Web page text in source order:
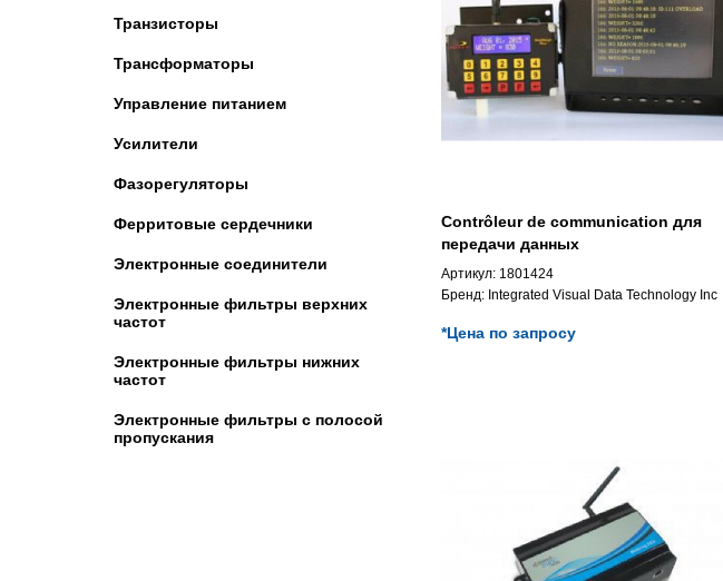
Транзисторы
Трансформаторы
Управление питанием
Усилители
Фазорегуляторы
Ферритовые сердечники
Электронные соединители
Электронные фильтры верхних
частот
Электронные фильтры нижних
частот
Электронные фильтры с полосой
пропускания
Contrôleur de communication для
передачи данных
Артикул: 1801424
Бренд: Integrated Visual Data Technology Inc
*Цена по запросу